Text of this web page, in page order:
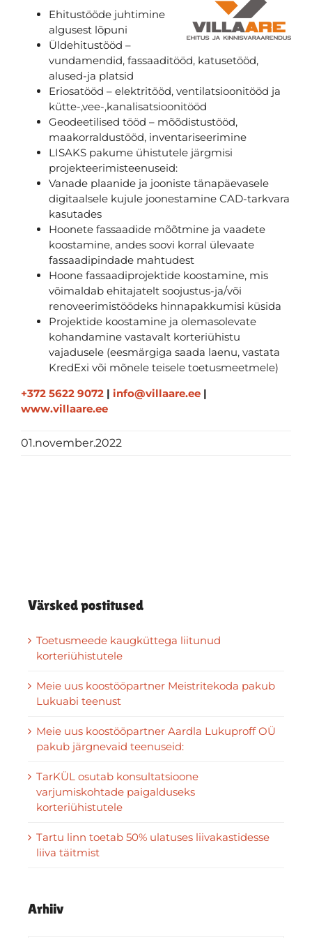
Ehitustööde juhtimine
algusest lõpuni
Üldehitustööd –
vundamendid, fassaaditööd, katusetööd,
alused-ja platsid
Eriosatööd – elektritööd, ventilatsioonitööd ja
kütte-,vee-,kanalisatsioonitööd
Geodeetilised tööd – mõõdistustööd,
maakorraldustööd, inventariseerimine
LISAKS pakume ühistutele järgmisi
projekteerimisteenuseid:
Vanade plaanide ja jooniste tänapäevasele
digitaalsele kujule joonestamine CAD-tarkvara
kasutades
Hoonete fassaadide mõõtmine ja vaadete
koostamine, andes soovi korral ülevaate
fassaadipindade mahtudest
Hoone fassaadiprojektide koostamine, mis
võimaldab ehitajatelt soojustus-ja/või
renoveerimistöödeks hinnapakkumisi küsida
Projektide koostamine ja olemasolevate
kohandamine vastavalt korteriühistu
vajadusele (eesmärgiga saada laenu, vastata
KredExi või mõnele teisele toetusmeetmele)
+372 5622 9072 | info@villaare.ee |
www.villaare.ee
01.november.2022
Värsked postitused
Toetusmeede kaugküttega liitunud
korteriühistutele
Meie uus koostööpartner Meistritekoda pakub
Lukuabi teenust
Meie uus koostööpartner Aardla Lukuproff OÜ
pakub järgnevaid teenuseid:
TarKÜL osutab konsultatsioone
varjumiskohtade paigalduseks
korteriühistutele
Tartu linn toetab 50% ulatuses liivakastidesse
liiva täitmist
Arhiiv